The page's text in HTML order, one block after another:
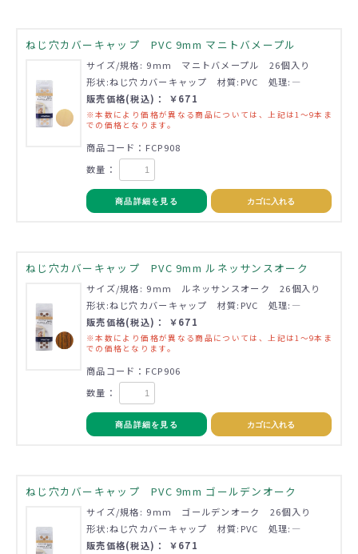
ねじ穴カバーキャップ PVC 9mm マニトバメープル
サイズ/規格: 9mm マニトバメープル 26個入り
形状:ねじ穴カバーキャップ 材質:PVC 処理:―
販売価格(税込)： ￥671
※本数により価格が異なる商品については、上記は1～9本ま
での価格となります。
商品コード：FCP908
数量：
商品詳細を見る カゴに入れる
ねじ穴カバーキャップ PVC 9mm ルネッサンスオーク
サイズ/規格: 9mm ルネッサンスオーク 26個入り
形状:ねじ穴カバーキャップ 材質:PVC 処理:―
販売価格(税込)： ￥671
※本数により価格が異なる商品については、上記は1～9本ま
での価格となります。
商品コード：FCP906
数量：
商品詳細を見る カゴに入れる
ねじ穴カバーキャップ PVC 9mm ゴールデンオーク
サイズ/規格: 9mm ゴールデンオーク 26個入り
形状:ねじ穴カバーキャップ 材質:PVC 処理:―
販売価格(税込)： ￥671